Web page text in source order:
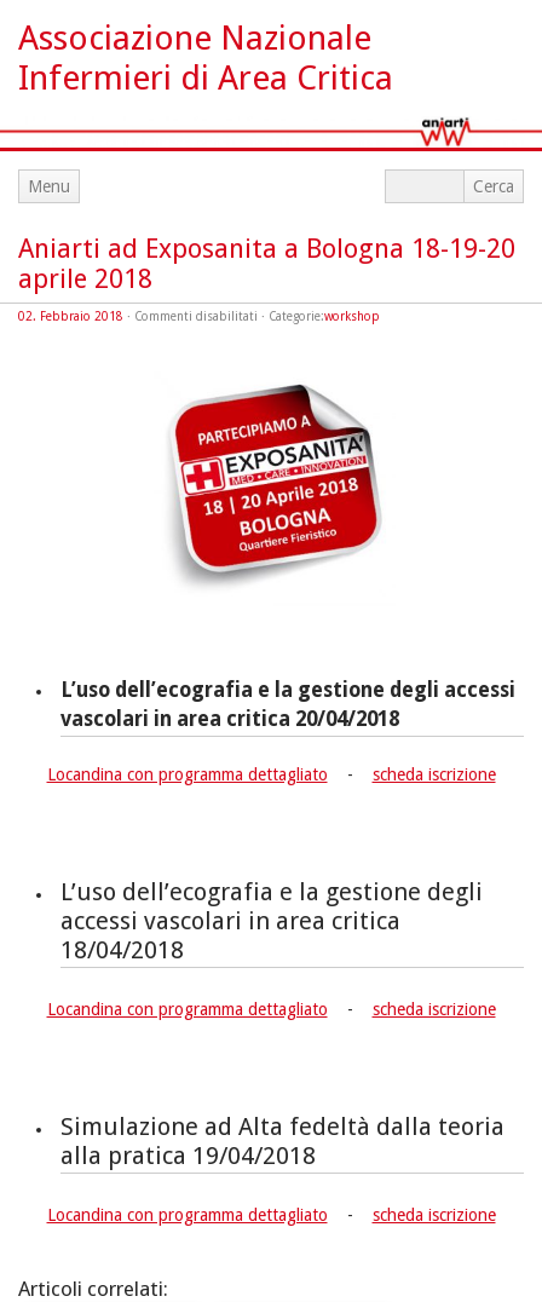
Associazione Nazionale
Infermieri di Area Critica
Menu
Aniarti ad Exposanita a Bologna 18-19-20
aprile 2018
02. Febbraio 2018 · Commenti disabilitati su
Bologna
18-
20
aprile
2018
· Categorie:workshop
L’uso dell’ecografia e la gestione degli accessi
vascolari in area critica 20/04/2018
Locandina con programma dettagliato - scheda iscrizione
L’uso dell’ecografia e la gestione degli
accessi vascolari in area critica
18/04/2018
Locandina con programma dettagliato - scheda iscrizione
Simulazione ad Alta fedeltà dalla teoria
alla pratica 19/04/2018
Locandina con programma dettagliato - scheda iscrizione
Articoli correlati: